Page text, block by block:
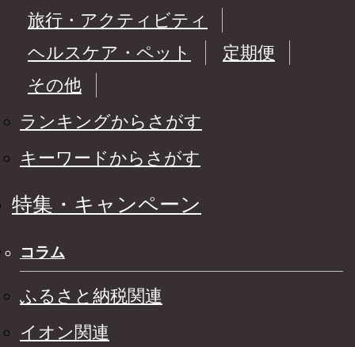
旅行・アクティビティ
ヘルスケア・ペット
定期便
その他
ランキングからさがす
キーワードからさがす
特集・キャンペーン
コラム
ふるさと納税関連
イオン関連